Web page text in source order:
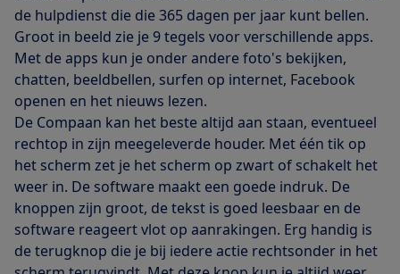
de hulpdienst die die 365 dagen per jaar kunt bellen.
Groot in beeld zie je 9 tegels voor verschillende apps.
Met de apps kun je onder andere foto's bekijken,
chatten, beeldbellen, surfen op internet, Facebook
openen en het nieuws lezen.
De Compaan kan het beste altijd aan staan, eventueel
rechtop in zijn meegeleverde houder. Met één tik op
het scherm zet je het scherm op zwart of schakelt het
weer in. De software maakt een goede indruk. De
knoppen zijn groot, de tekst is goed leesbaar en de
software reageert vlot op aanrakingen. Erg handig is
de terugknop die je bij iedere actie rechtsonder in het